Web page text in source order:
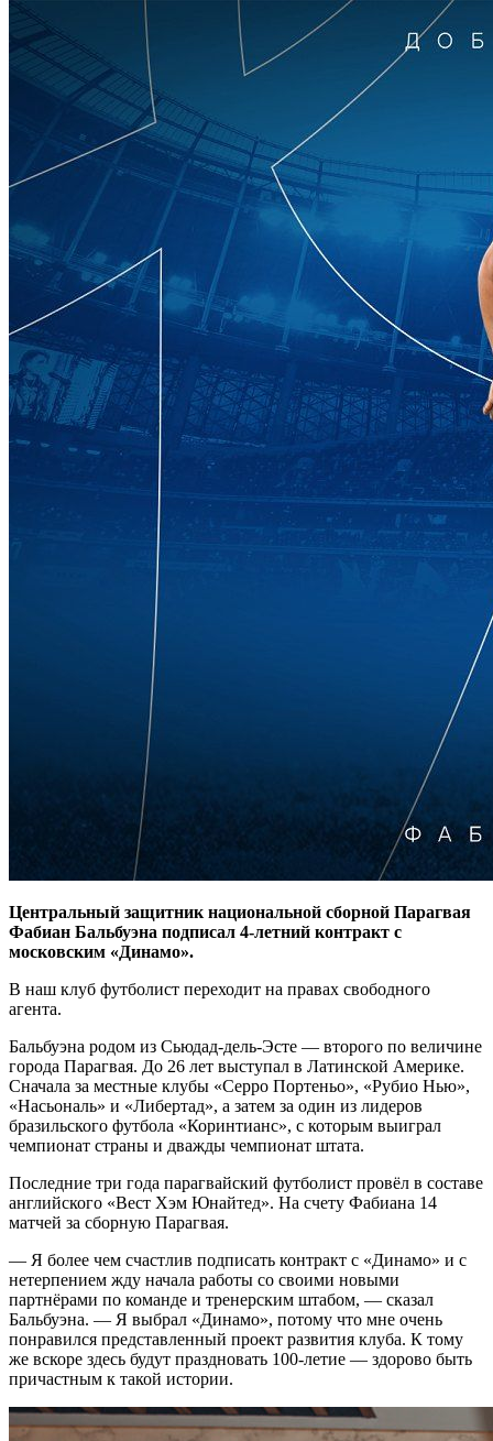
Центральный защитник национальной сборной Парагвая
Фабиан Бальбуэна подписал 4-летний контракт с
московским «Динамо».
В наш клуб футболист переходит на правах свободного
агента.
Бальбуэна родом из Сьюдад-дель-Эсте — второго по величине
города Парагвая. До 26 лет выступал в Латинской Америке.
Сначала за местные клубы «Серро Портеньо», «Рубио Нью»,
«Насьональ» и «Либертад», а затем за один из лидеров
бразильского футбола «Коринтианс», с которым выиграл
чемпионат страны и дважды чемпионат штата.
Последние три года парагвайский футболист провёл в составе
английского «Вест Хэм Юнайтед». На счету Фабиана 14
матчей за сборную Парагвая.
— Я более чем счастлив подписать контракт с «Динамо» и с
нетерпением жду начала работы со своими новыми
партнёрами по команде и тренерским штабом, — сказал
Бальбуэна. — Я выбрал «Динамо», потому что мне очень
понравился представленный проект развития клуба. К тому
же вскоре здесь будут праздновать 100-летие — здорово быть
причастным к такой истории.